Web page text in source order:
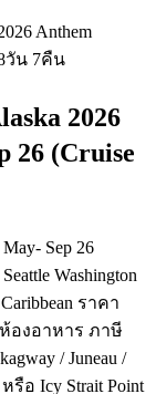
2026
26 (Cruise
Sep 26
Washington
ราคา
องอาหาร ภาษี
/ Juneau /
หรือ Icy Strait Point